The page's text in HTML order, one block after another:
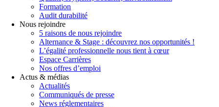
Formation
Audit durabilité
Nous rejoindre
5 raisons de nous rejoindre
Alternance & Stage : découvrez nos opportunités !
L’égalité professionnelle nous tient à cœur
Espace Carrières
Nos offres d’emploi
Actus & médias
Actualités
Communiqués de presse
News réglementaires